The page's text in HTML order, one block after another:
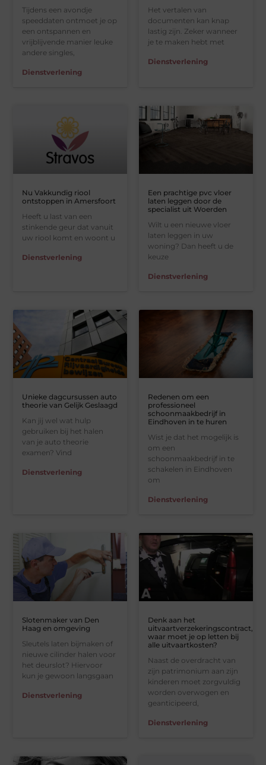
Tijdens een avondje
speeddaten ontmoet je op
een ontspannen en
vrijblijvende manier leuke
andere singles,
Dienstverlening
Het vertalen van
documenten kan knap
lastig zijn. Zeker wanneer
je te maken hebt met
Dienstverlening
Nu Vakkundig riool
ontstoppen in Amersfoort
Heeft u last van een
stinkende geur dat vanuit
uw riool komt en woont u
Dienstverlening
Een prachtige pvc vloer
laten leggen door de
specialist uit Woerden
Wilt u een nieuwe vloer
laten leggen in uw
woning? Dan heeft u de
keuze
Dienstverlening
Unieke dagcursussen auto
theorie van Gelijk Geslaagd
Kan jij wel wat hulp
gebruiken bij het halen
van je auto theorie
examen? Vind
Dienstverlening
Redenen om een
professioneel
schoonmaakbedrijf in
Eindhoven in te huren
Wist je dat het mogelijk is
om een
schoonmaakbedrijf in te
schakelen in Eindhoven
om
Dienstverlening
Slotenmaker van Den
Haag en omgeving
Sleutels laten bijmaken of
nieuwe cilinder halen voor
het deurslot? Hiervoor
kun je gewoon langsgaan
Dienstverlening
Denk aan het
uitvaartverzekeringscontract,
waar moet je op letten bij
alle uitvaartkosten?
Naast de overdracht van
zijn patrimonium aan zijn
kinderen moet zorgvuldig
worden overwogen en
geanticipeerd,
Dienstverlening